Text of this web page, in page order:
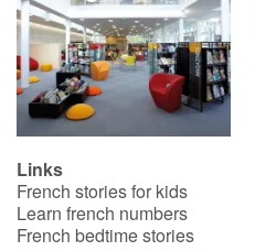
Links
French stories for kids
Learn french numbers
French bedtime stories